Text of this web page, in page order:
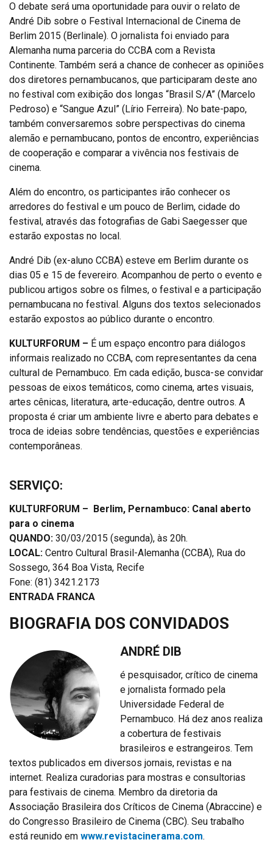
O debate será uma oportunidade para ouvir o relato de
André Dib sobre o Festival Internacional de Cinema de
Berlim 2015 (Berlinale). O jornalista foi enviado para
Alemanha numa parceria do CCBA com a Revista
Continente. Também será a chance de conhecer as opiniões
dos diretores pernambucanos, que participaram deste ano
no festival com exibição dos longas “Brasil S/A” (Marcelo
Pedroso) e “Sangue Azul” (Lírio Ferreira). No bate-papo,
também conversaremos sobre perspectivas do cinema
alemão e pernambucano, pontos de encontro, experiências
de cooperação e comparar a vivência nos festivais de
cinema.
Além do encontro, os participantes irão conhecer os
arredores do festival e um pouco de Berlim, cidade do
festival, através das fotografias de Gabi Saegesser que
estarão expostas no local.
André Dib (ex-aluno CCBA) esteve em Berlim durante os
dias 05 e 15 de fevereiro. Acompanhou de perto o evento e
publicou artigos sobre os filmes, o festival e a participação
pernambucana no festival. Alguns dos textos selecionados
estarão expostos ao público durante o encontro.
KULTURFORUM – É um espaço encontro para diálogos
informais realizado no CCBA, com representantes da cena
cultural de Pernambuco. Em cada edição, busca-se convidar
pessoas de eixos temáticos, como cinema, artes visuais,
artes cênicas, literatura, arte-educação, dentre outros. A
proposta é criar um ambiente livre e aberto para debates e
troca de ideias sobre tendências, questões e experiências
contemporâneas.
SERVIÇO:
KULTURFORUM – Berlim, Pernambuco: Canal aberto
para o cinema
QUANDO: 30/03/2015 (segunda), às 20h.
LOCAL: Centro Cultural Brasil-Alemanha (CCBA), Rua do
Sossego, 364 Boa Vista, Recife
Fone: (81) 3421.2173
ENTRADA FRANCA
BIOGRAFIA DOS CONVIDADOS
ANDRÉ DIB
é pesquisador, crítico de cinema
e jornalista formado pela
Universidade Federal de
Pernambuco. Há dez anos realiza
a cobertura de festivais
brasileiros e estrangeiros. Tem
textos publicados em diversos jornais, revistas e na
internet. Realiza curadorias para mostras e consultorias
para festivais de cinema. Membro da diretoria da
Associação Brasileira dos Críticos de Cinema (Abraccine) e
do Congresso Brasileiro de Cinema (CBC). Seu trabalho
está reunido em www.revistacinerama.com.